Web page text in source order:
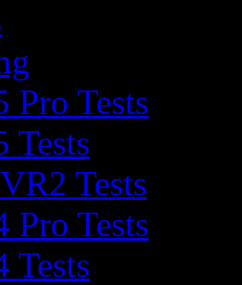
Pro Tests
Tests
Tests
Pro Tests
Tests